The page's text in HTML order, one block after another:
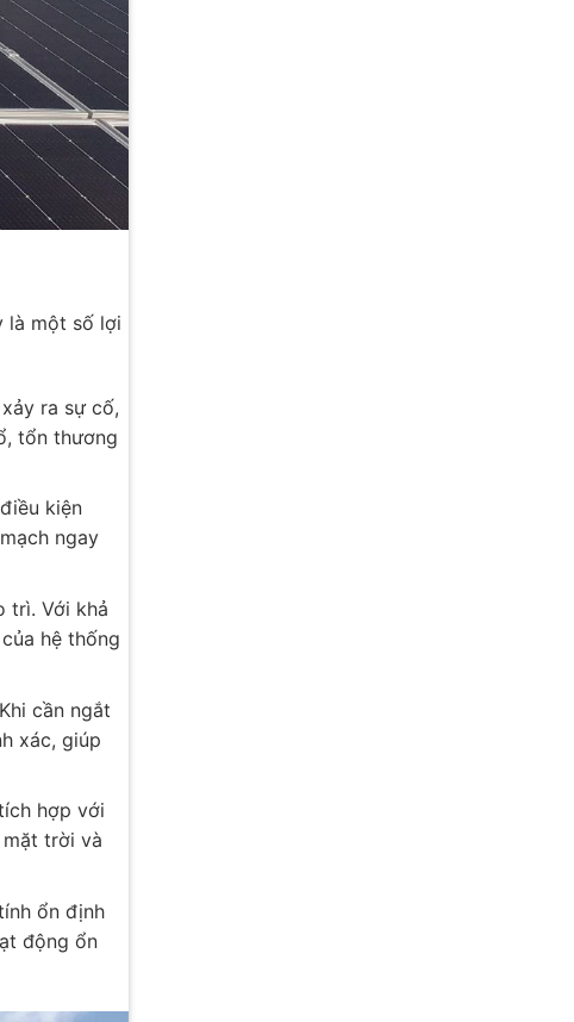
là một số lợi
ra sự cố,
tổn thương
kiện
ngay
trì. Với khả
hệ thống
cần ngắt
xác, giúp
hợp với
trời và
ổn định
động ổn